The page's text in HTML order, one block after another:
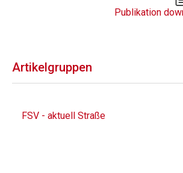
Publikation
Artikelgruppen
FSV - aktuell Straße